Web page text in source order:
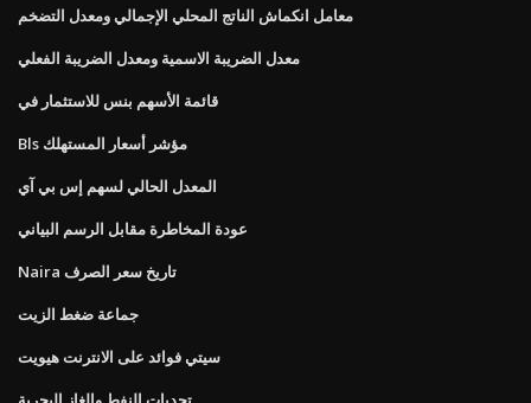
معامل انكماش الناتج المحلي الإجمالي ومعدل التضخم
معدل الضريبة الاسمية ومعدل الضريبة الفعلي
قائمة الأسهم بنس للاستثمار في
Bls مؤشر أسعار المستهلك
المعدل الحالي لسهم إس بي آي
عودة المخاطرة مقابل الرسم البياني
Naira تاريخ سعر الصرف
جماعة ضغط الزيت
سيتي فوائد على الانترنت هيويت